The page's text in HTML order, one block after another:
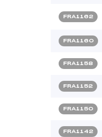
FRA1162
FRA1160
FRA1158
FRA1152
FRA1150
FRA1142